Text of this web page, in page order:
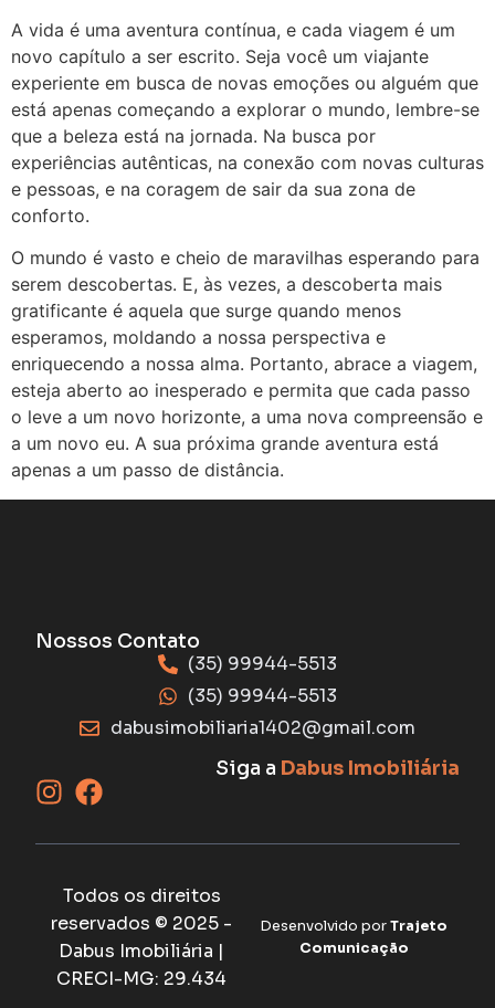
A vida é uma aventura contínua, e cada viagem é um
novo capítulo a ser escrito. Seja você um viajante
experiente em busca de novas emoções ou alguém que
está apenas começando a explorar o mundo, lembre-se
que a beleza está na jornada. Na busca por
experiências autênticas, na conexão com novas culturas
e pessoas, e na coragem de sair da sua zona de
conforto.
O mundo é vasto e cheio de maravilhas esperando para
serem descobertas. E, às vezes, a descoberta mais
gratificante é aquela que surge quando menos
esperamos, moldando a nossa perspectiva e
enriquecendo a nossa alma. Portanto, abrace a viagem,
esteja aberto ao inesperado e permita que cada passo
o leve a um novo horizonte, a uma nova compreensão e
a um novo eu. A sua próxima grande aventura está
apenas a um passo de distância.
Nossos Contato
(35) 99944-5513
(35) 99944-5513
dabusimobiliaria1402@gmail.com
Siga a Dabus Imobiliária
Todos os direitos
reservados © 2025 -
Dabus Imobiliária |
CRECI-MG: 29.434
Desenvolvido porTrajeto
Comunicação